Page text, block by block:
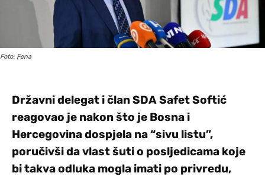
Foto: Fena
Državni delegat i član SDA Safet Softić
reagovao je nakon što je Bosna i
Hercegovina dospjela na “sivu listu”,
poručivši da vlast šuti o posljedicama koje
bi takva odluka mogla imati po privredu,